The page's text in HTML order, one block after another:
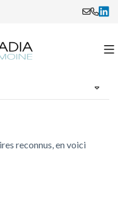
patrimoine
reconnus, en voici